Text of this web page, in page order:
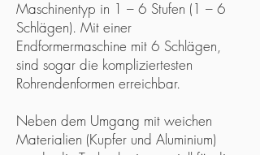
Maschinentyp in 1 – 6 Stufen (1 – 6
Schlägen). Mit einer
Endformermaschine mit 6 Schlägen,
sind sogar die kompliziertesten
Rohrendenformen erreichbar.
Neben dem Umgang mit weichen
Materialien (Kupfer und Aluminium)